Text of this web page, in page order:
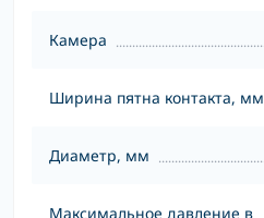
Камера
Ширина пятна контакта, мм
Диаметр, мм
Максимальное давление в